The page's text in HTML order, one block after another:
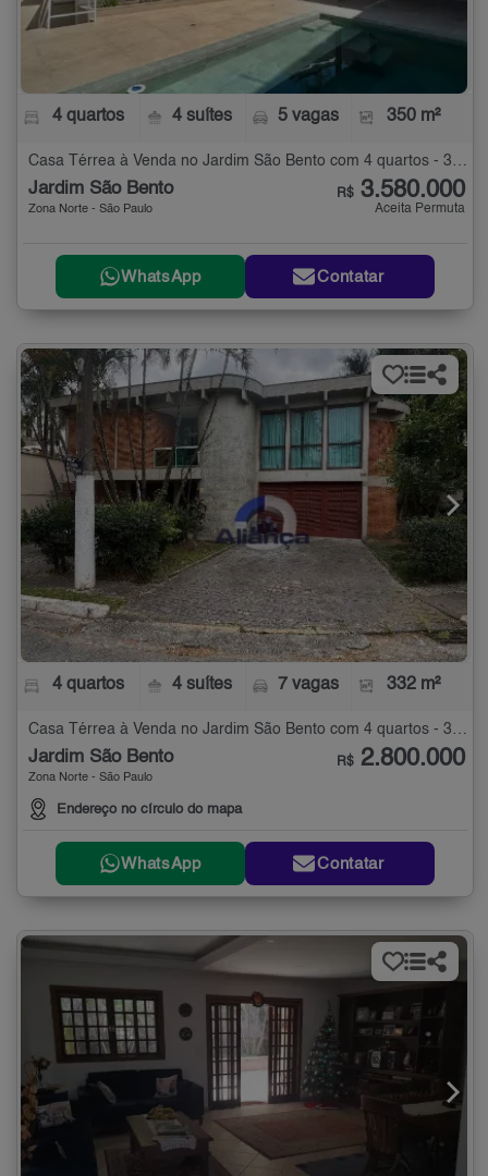
4 quartos 4 suítes 5 vagas 350 m²
Casa Térrea à Venda no Jardim São Bento com 4 quartos - 350 m²
Jardim São Bento
Zona Norte - São Paulo
R$ 3.580.000
Aceita Permuta
WhatsApp Contatar
4 quartos 4 suítes 7 vagas 332 m²
Casa Térrea à Venda no Jardim São Bento com 4 quartos - 332 m²
Jardim São Bento
Zona Norte - São Paulo
Endereço no círculo do mapa
R$ 2.800.000
WhatsApp Contatar